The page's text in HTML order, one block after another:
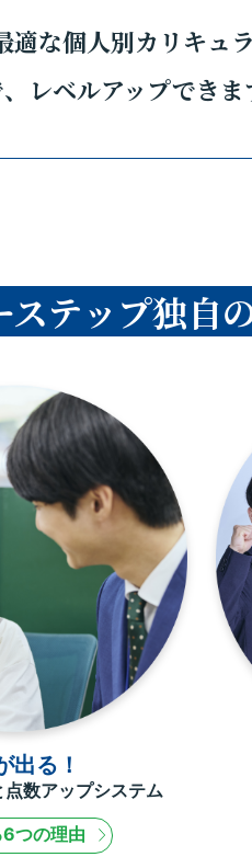
な個人別カリキュ
レベルアップできま
テップ独自
出る！
数アップシステム
つの理由